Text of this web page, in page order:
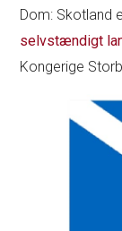
Dom: Skotland
selvstændigt
Kongerige